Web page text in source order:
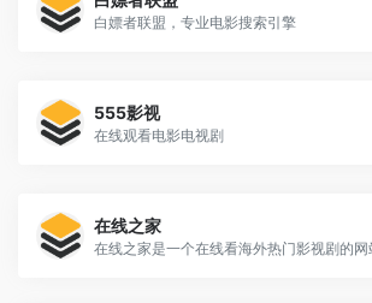
白嫖者联盟，专业电影搜索引擎
555影视
在线观看电影电视剧
在线之家
在线之家是一个在线看海外热门影视剧的网